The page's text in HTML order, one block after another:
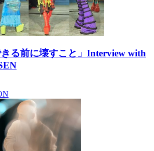
きる前に壊すこと」Interview with